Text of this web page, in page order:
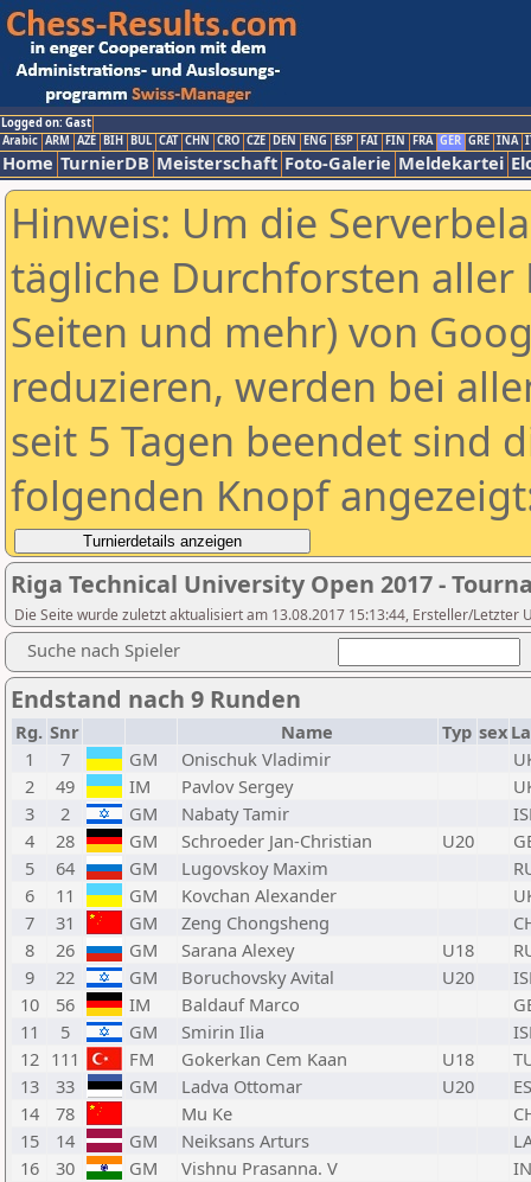
Logged on: Gast
Arabic ARM AZE BIH BUL CAT CHN CRO CZE DEN ENG ESP FAI FIN FRA GER GRE INA
Home TurnierDB Meisterschaft Foto-Galerie Meldekartei
Hinweis: Um die
tägliche Durchforsten aller
Seiten und mehr) von
reduzieren, werden bei
seit 5 Tagen beendet sind
folgenden Knopf
Riga Technical University Open 2017 -
Die Seite wurde zuletzt aktualisiert am 13.08.2017 15:13:44, Ersteller/Letzter
Suche nach Spieler
Endstand nach 9 Runden
Rg. Snr Name Typ sex
1
7 GM Onischuk Vladimir
2
49 IM Pavlov Sergey
3
2 GM Nabaty Tamir
4
28 GM Schroeder Jan-Christian U20
5
64 GM Lugovskoy Maxim
6
11 GM Kovchan Alexander
7
31 GM Zeng Chongsheng
8
26 GM Sarana Alexey U18
9
22 GM Boruchovsky Avital U20
10
56 IM Baldauf Marco
11
5 GM Smirin Ilia
12 111 FM Gokerkan Cem Kaan U18
13
33 GM Ladva Ottomar U20
14
78 Mu Ke
15
14 GM Neiksans Arturs
16
30 GM Vishnu Prasanna. V